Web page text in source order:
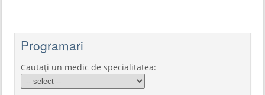
Programari
Cautați un medic de specialitatea: